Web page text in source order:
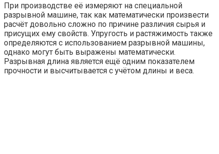
При производстве её измеряют на специальной
разрывной машине, так как математически произвести
расчёт довольно сложно по причине различия сырья и
присущих ему свойств. Упругость и растяжимость также
определяются с использованием разрывной машины,
однако могут быть выражены математически.
Разрывная длина является ещё одним показателем
прочности и высчитывается с учётом длины и веса.